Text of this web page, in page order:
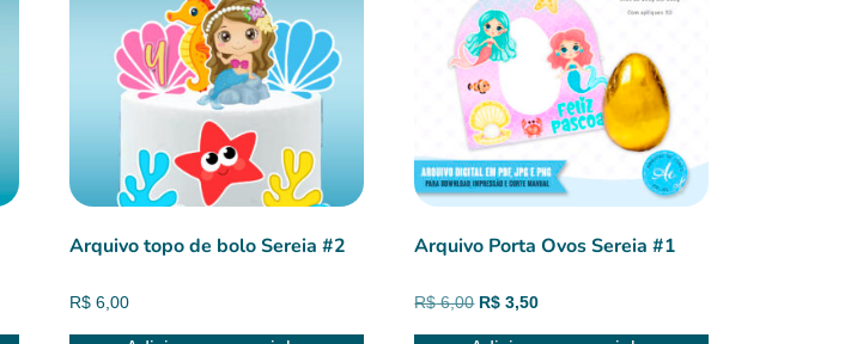
Arquivo topo de bolo Sereia #2
R$6,00
Arquivo Porta Ovos Sereia #1
R$6,00 O
R$ 3,50O